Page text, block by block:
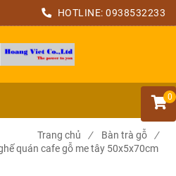
HOTLINE: 0938532233
0
Trang chủ / Bàn trà gỗ
/
quán cafe gỗ me tây 50x5x70cm